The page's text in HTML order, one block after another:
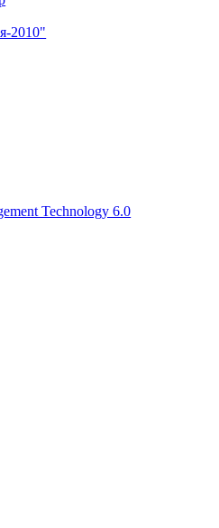
2010"
Technology 6.0